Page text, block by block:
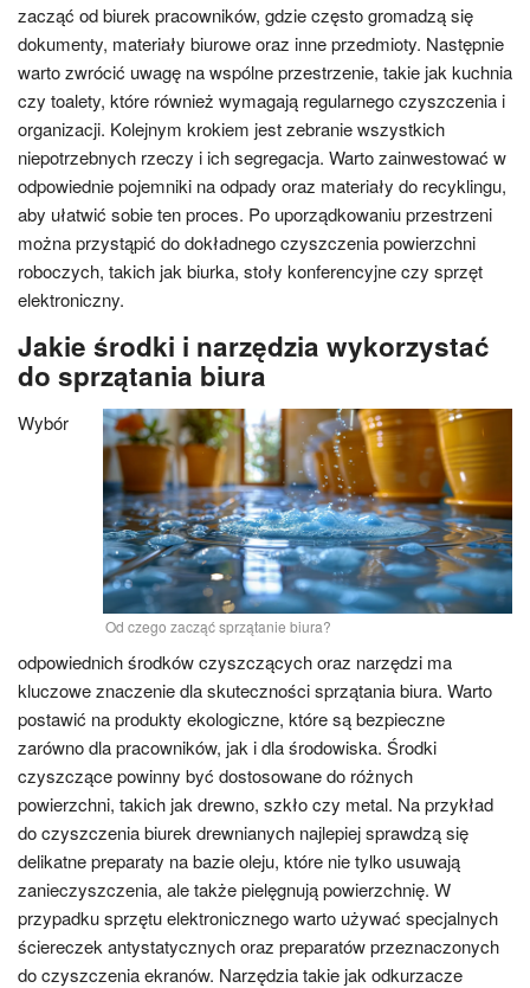
zacząć od biurek pracowników, gdzie często gromadzą się
dokumenty, materiały biurowe oraz inne przedmioty. Następnie
warto zwrócić uwagę na wspólne przestrzenie, takie jak kuchnia
czy toalety, które również wymagają regularnego czyszczenia i
organizacji. Kolejnym krokiem jest zebranie wszystkich
niepotrzebnych rzeczy i ich segregacja. Warto zainwestować w
odpowiednie pojemniki na odpady oraz materiały do recyklingu,
aby ułatwić sobie ten proces. Po uporządkowaniu przestrzeni
można przystąpić do dokładnego czyszczenia powierzchni
roboczych, takich jak biurka, stoły konferencyjne czy sprzęt
elektroniczny.
Jakie środki i narzędzia wykorzystać
do sprzątania biura
Od czego zacząć sprzątanie biura?
Wybór
odpowiednich środków czyszczących oraz narzędzi ma
kluczowe znaczenie dla skuteczności sprzątania biura. Warto
postawić na produkty ekologiczne, które są bezpieczne
zarówno dla pracowników, jak i dla środowiska. Środki
czyszczące powinny być dostosowane do różnych
powierzchni, takich jak drewno, szkło czy metal. Na przykład
do czyszczenia biurek drewnianych najlepiej sprawdzą się
delikatne preparaty na bazie oleju, które nie tylko usuwają
zanieczyszczenia, ale także pielęgnują powierzchnię. W
przypadku sprzętu elektronicznego warto używać specjalnych
ściereczek antystatycznych oraz preparatów przeznaczonych
do czyszczenia ekranów. Narzędzia takie jak odkurzacze